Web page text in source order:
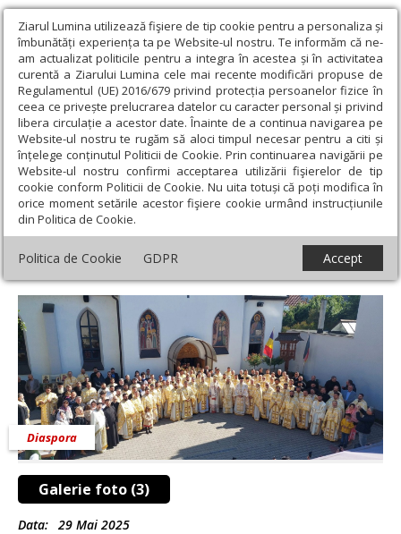
Ziarul Lumina utilizează fişiere de tip cookie pentru a personaliza și
îmbunătăți experiența ta pe Website-ul nostru. Te informăm că ne-
am actualizat politicile pentru a integra în acestea și în activitatea
curentă a Ziarului Lumina cele mai recente modificări propuse de
Regulamentul (UE) 2016/679 privind protecția persoanelor fizice în
ceea ce privește prelucrarea datelor cu caracter personal și privind
libera circulație a acestor date. Înainte de a continua navigarea pe
Website-ul nostru te rugăm să aloci timpul necesar pentru a citi și
înțelege conținutul Politicii de Cookie. Prin continuarea navigării pe
Website-ul nostru confirmi acceptarea utilizării fişierelor de tip
cookie conform Politicii de Cookie. Nu uita totuși că poți modifica în
orice moment setările acestor fişiere cookie urmând instrucțiunile
din Politica de Cookie.
Politica de Cookie GDPR Accept
Ziarul Lumina › Actualitate religioasă › Diaspora › Bilanțul
activității bisericești din Arhiepiscopia Germaniei, Austriei și
Luxemburgului
Bilanțul activității bisericești din
Arhiepiscopia Germaniei, Austriei și
Luxemburgului
Galerie foto (3)
Diaspora
Data: 29 Mai 2025